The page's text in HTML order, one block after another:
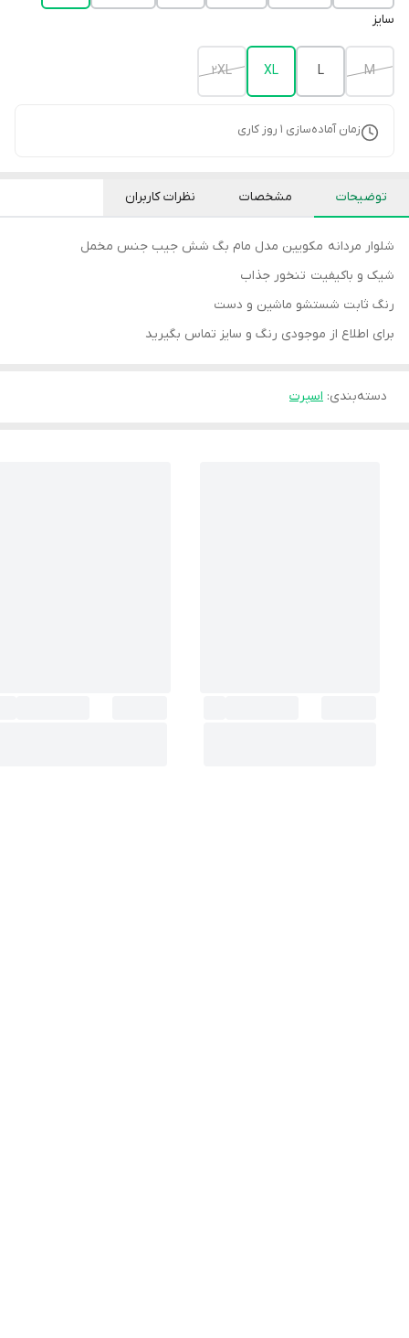
سایز
M
L
XL
2XL
زمان آماده‌سازی 1 روز کاری
توضیحات مشخصات نظرات کاربران
شلوار مردانه مکویین مدل مام بگ شش جیب جنس مخمل
شیک و باکیفیت تنخور جذاب
رنگ ثابت شستشو ماشین و دست
برای اطلاع از موجودی رنگ و سایز تماس بگیرید
دسته‌بندی: اسپرت